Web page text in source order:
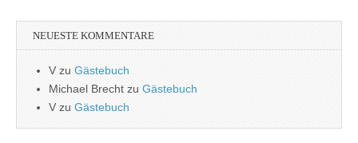
NEUESTE KOMMENTARE
V zu Gästebuch
Michael Brecht zu Gästebuch
Vzu Gästebuch